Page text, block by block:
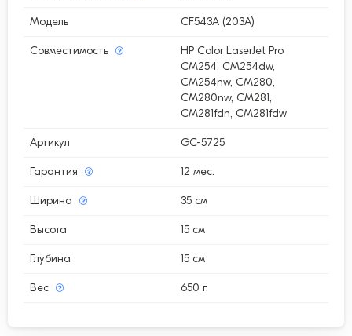
Модель CF543A (203A)
Совместимость
HP Color LaserJet Pro
CM254, CM254dw,
CM254nw, CM280,
CM280nw, CM281,
CM281fdn, CM281fdw
Артикул GC-5725
Гарантия 12 мес.
Ширина 35 см
Высота 15 см
Глубина 15 см
Вес 650 г.